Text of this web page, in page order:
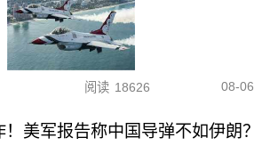
阅读 18626 08-06
美军报告称中国导弹不如伊朗？